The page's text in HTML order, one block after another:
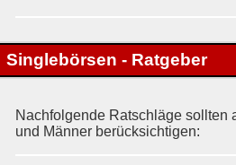
Singlebörsen - Ratgeber
Nachfolgende Ratschläge sollten
und Männer berücksichtigen: